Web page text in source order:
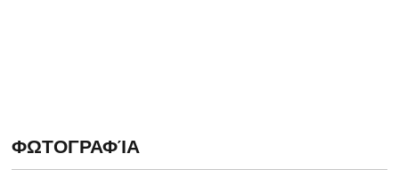
ΦΩΤΟΓΡΑΦΊΑ